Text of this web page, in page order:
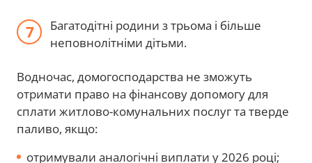
Багатодітні родини з трьома і більше
неповнолітніми дітьми.
Водночас, домогосподарства не зможуть
отримати право на фінансову допомогу для
сплати житлово-комунальних послуг та тверде
паливо, якщо:
отримували аналогічні виплати у 2026 році;